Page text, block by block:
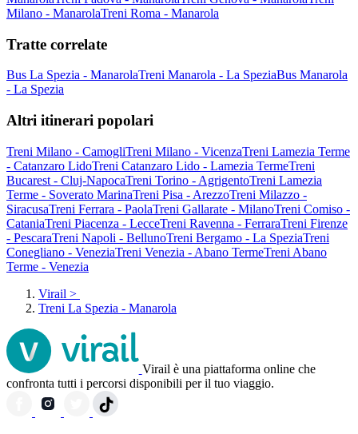
Milano - ManarolaTreni Roma - Manarola
Tratte correlate
Bus La Spezia - ManarolaTreni Manarola - La SpeziaBus Manarola
- La Spezia
Altri itinerari popolari
Treni Milano - CamogliTreni Milano - VicenzaTreni Lamezia Terme
- Catanzaro LidoTreni Catanzaro Lido - Lamezia TermeTreni
Bucarest - Cluj-NapocaTreni Torino - AgrigentoTreni Lamezia
Terme - Soverato MarinaTreni Pisa - ArezzoTreni Milazzo -
SiracusaTreni Ferrara - PaolaTreni Gallarate - MilanoTreni Comiso -
CataniaTreni Piacenza - LecceTreni Ravenna - FerraraTreni Firenze
- PescaraTreni Napoli - BellunoTreni Bergamo - La SpeziaTreni
Conegliano - VeneziaTreni Venezia - Abano TermeTreni Abano
Terme - Venezia
Virail >
Treni La Spezia - Manarola
Virail è una piattaforma online che
confronta tutti i percorsi disponibili per il tuo viaggio.